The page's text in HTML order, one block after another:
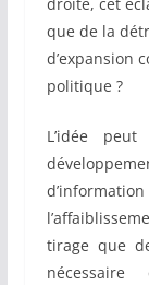
que de la
d’expansion
politique ?
L’idée
tirage que